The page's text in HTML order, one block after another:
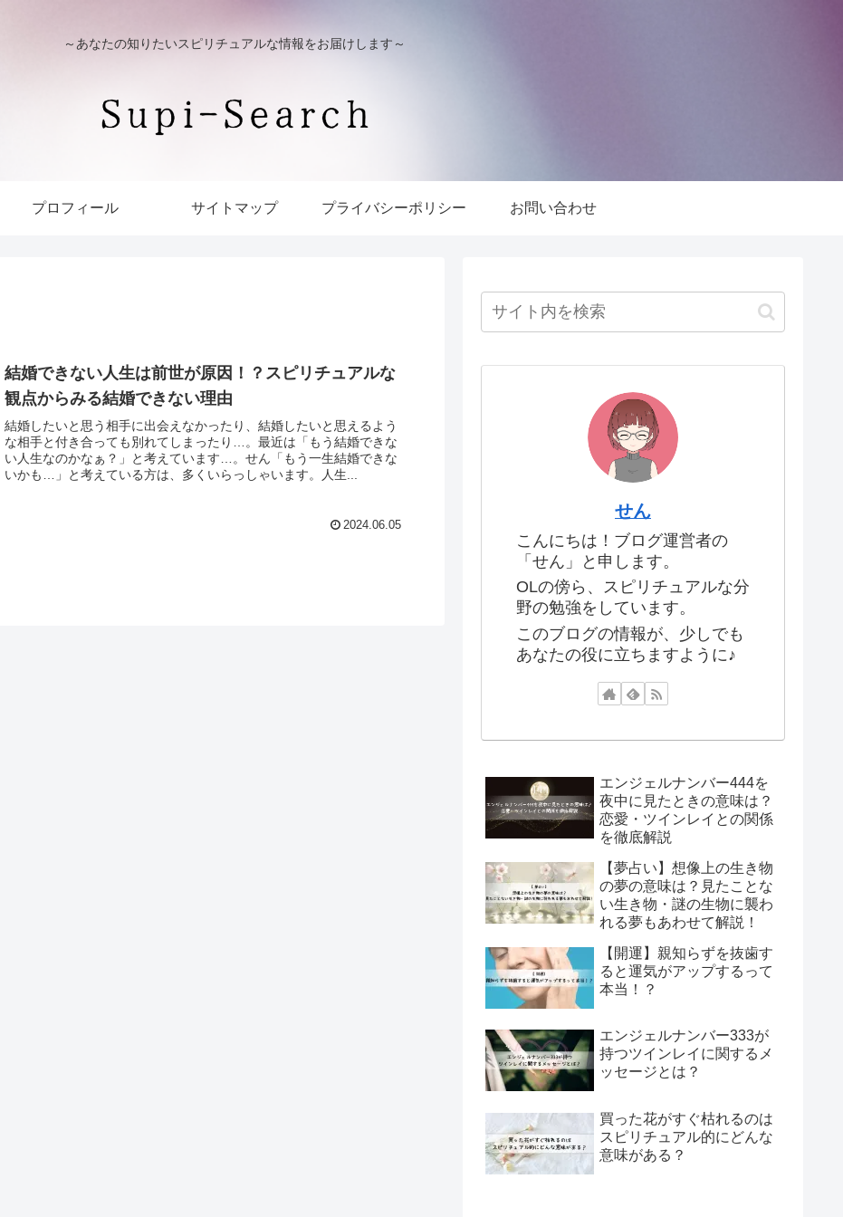
～あなたの知りたいスピリチュアルな情報をお届けします～
プロフィール サイトマップ プライバシーポリシー お問い合わせ
結婚できない人生は前世が原因！？スピリチュアルな
観点からみる結婚できない理由
結婚したいと思う相手に出会えなかったり、結婚したいと思えるよう
な相手と付き合っても別れてしまったり…。最近は「もう結婚できな
い人生なのかなぁ？」と考えています…。せん「もう一生結婚できな
いかも…」と考えている方は、多くいらっしゃいます。人生...
2024.06.05
せん
こんにちは！ブログ運営者の
「せん」と申します。
OLの傍ら、スピリチュアルな分
野の勉強をしています。
このブログの情報が、少しでも
あなたの役に立ちますように♪
エンジェルナンバー444を
夜中に見たときの意味は？
恋愛・ツインレイとの関係
を徹底解説
【夢占い】想像上の生き物
の夢の意味は？見たことな
い生き物・謎の生物に襲わ
れる夢もあわせて解説！
【開運】親知らずを抜歯す
ると運気がアップするって
本当！？
エンジェルナンバー333が
持つツインレイに関するメ
ッセージとは？
買った花がすぐ枯れるのは
スピリチュアル的にどんな
意味がある？